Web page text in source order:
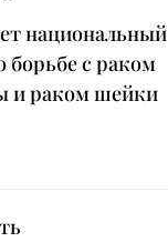
национальный
борьбе с раком
и раком шейки